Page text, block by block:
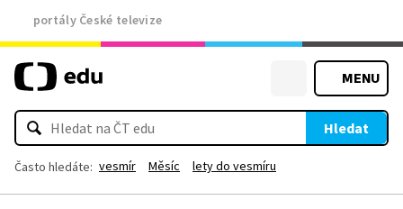
portály České televize
MENU
Hledat
Často hledáte: vesmír Měsíc lety do vesmíru